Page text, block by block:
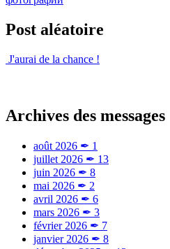
Post aléatoire
J'aurai de la chance !
Archives des messages
août 2026 ✒ 1
juillet 2026 ✒ 13
juin 2026 ✒ 8
mai 2026 ✒ 2
avril 2026 ✒ 6
mars 2026 ✒ 3
février 2026 ✒ 7
janvier 2026 ✒ 8